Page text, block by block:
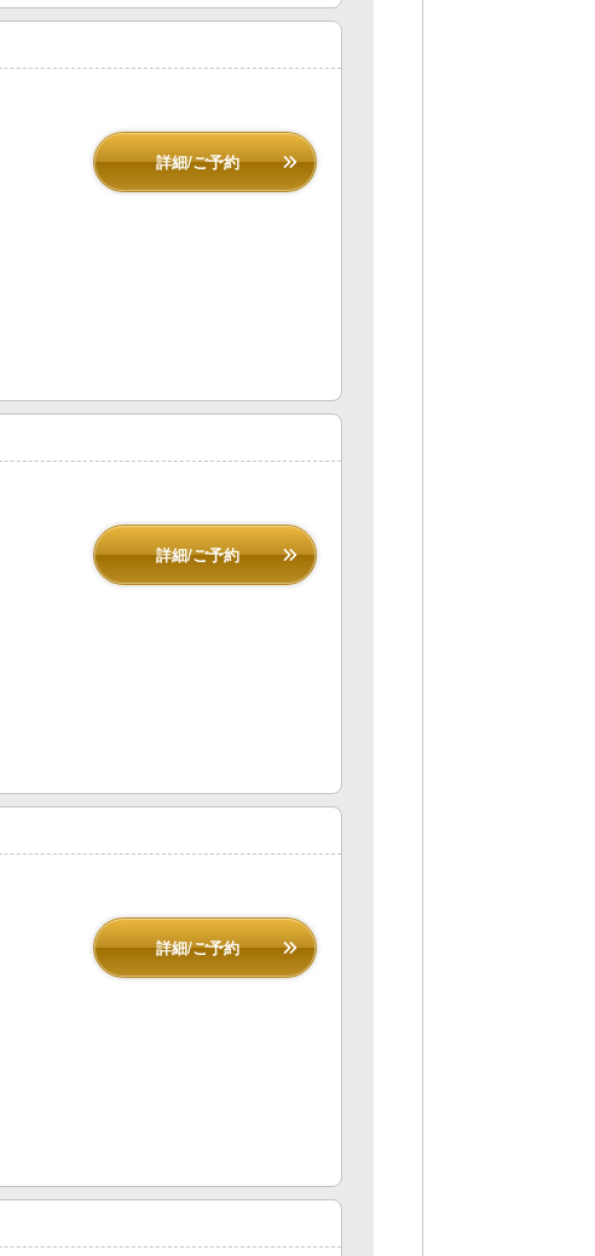
詳細/ご予約
詳細/ご予約
詳細/ご予約